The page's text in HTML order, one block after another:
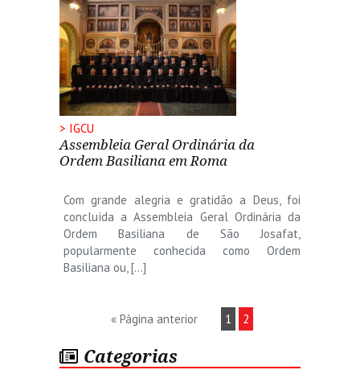
> IGCU
Assembleia Geral Ordinária da
Ordem Basiliana em Roma
Com grande alegria e gratidão a Deus, foi
concluída a Assembleia Geral Ordinária da
Ordem Basiliana de São Josafat,
popularmente conhecida como Ordem
Basiliana ou, […]
« Página anterior 1 2
Categorias